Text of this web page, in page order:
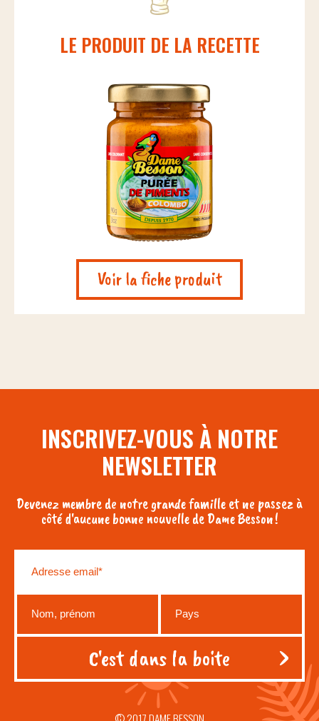
LE PRODUIT DE LA RECETTE
Voir la fiche produit
INSCRIVEZ-VOUS À NOTRE
NEWSLETTER
Devenez membre de notre grande famille et ne passez à
côté d'aucune bonne nouvelle de Dame Besson !